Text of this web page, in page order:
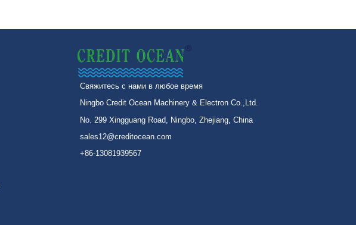
Свяжитесь с нами в любое время
Ningbo Credit Ocean Machinery & Electron Co.,Ltd.
No. 299 Xingguang Road, Ningbo, Zhejiang, China
sales12@creditocean.com
+86-13081939567